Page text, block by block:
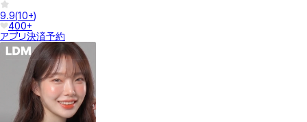
9.9(10+)
400+
アプリ決済予約